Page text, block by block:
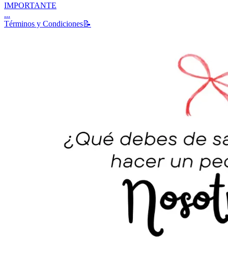
IMPORTANTE
...
Términos y Condiciones📝